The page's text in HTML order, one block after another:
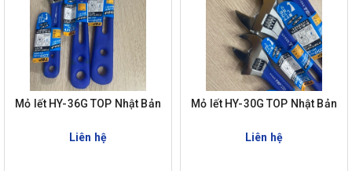
Mỏ lết HY-36G TOP Nhật Bản
Liên hệ
Mỏ lết HY-30G TOP Nhật Bản
Liên hệ